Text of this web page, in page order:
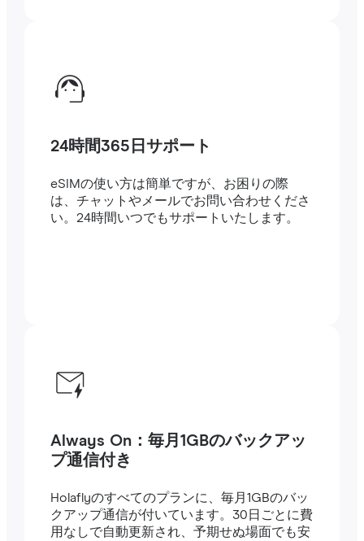
24時間365日サポート
eSIMの使い方は簡単ですが、お困りの際
は、チャットやメールでお問い合わせくださ
い。24時間いつでもサポートいたします。
Always On：毎月1GBのバックアッ
プ通信付き
Holaflyのすべてのプランに、毎月1GBのバッ
クアップ通信が付いています。30日ごとに費
用なしで自動更新され、予期せぬ場面でも安